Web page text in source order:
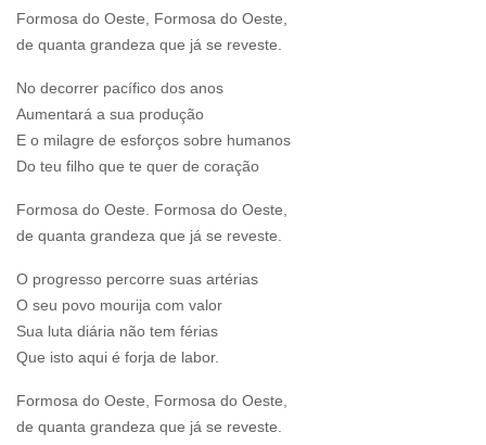
Formosa do Oeste, Formosa do Oeste,
de quanta grandeza que já se reveste.
No decorrer pacífico dos anos
Aumentará a sua produção
E o milagre de esforços sobre humanos
Do teu filho que te quer de coração
Formosa do Oeste. Formosa do Oeste,
de quanta grandeza que já se reveste.
O progresso percorre suas artérias
O seu povo mourija com valor
Sua luta diária não tem férias
Que isto aqui é forja de labor.
Formosa do Oeste, Formosa do Oeste,
de quanta grandeza que já se reveste.